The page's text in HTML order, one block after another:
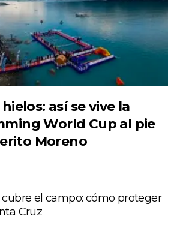
así se vive la
World Cup al pie
Moreno
el campo: cómo proteger
Cruz